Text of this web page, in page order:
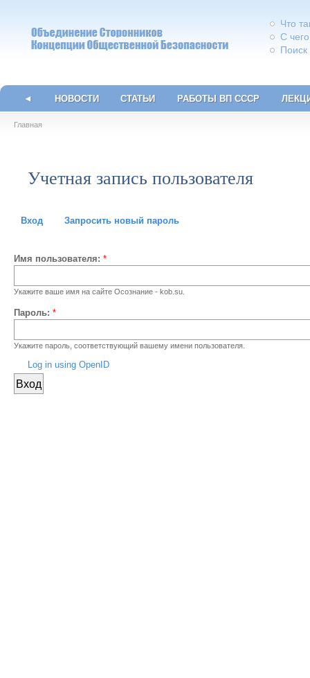
Что
С
◄ НОВОСТИ СТАТЬИ РАБОТЫ ВП СССР
Главная
Учетная запись пользователя
Вход Запросить новый пароль
Имя пользователя: *
Укажите ваше имя на сайте Осознание - kob.su.
Пароль: *
Укажите пароль, соответствующий вашему имени пользователя.
Log in using OpenID